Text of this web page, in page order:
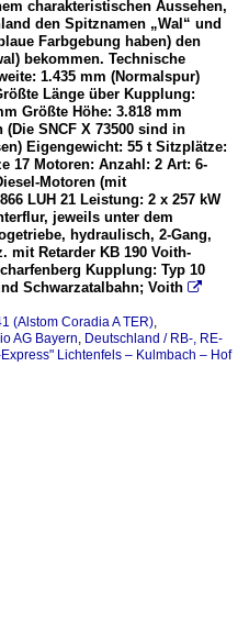
charakteristischen Aussehen,
den Spitznamen „Wal“ und
Farbgebung haben) den
bekommen. Technische
1.435 mm (Normalspur)
Länge über Kupplung:
Größte Höhe: 3.818 mm
SNCF X 73500 sind in
Eigengewicht: 55 t Sitzplätze:
17 Motoren: Anzahl: 2 Art: 6-
Motoren (mit
LUH 21 Leistung: 2 x 257 kW
jeweils unter dem
hydraulisch, 2-Gang,
mit Retarder KB 190 Voith-
Kupplung: Typ 10
Schwarzatalbahn; Voith 
(Alstom Coradia A TER)
AG Bayern Deutschland / RB-, RE-
Lichtenfels – Kulmbach – Hof